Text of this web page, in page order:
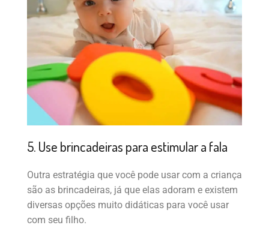
5. Use brincadeiras para estimular a fala
Outra estratégia que você pode usar com a criança
são as brincadeiras, já que elas adoram e existem
diversas opções muito didáticas para você usar
com seu filho.